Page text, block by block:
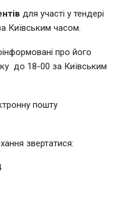
для участі у тендері
Київським часом.
про його
до 18-00 за Київським
пошту
звертатися: